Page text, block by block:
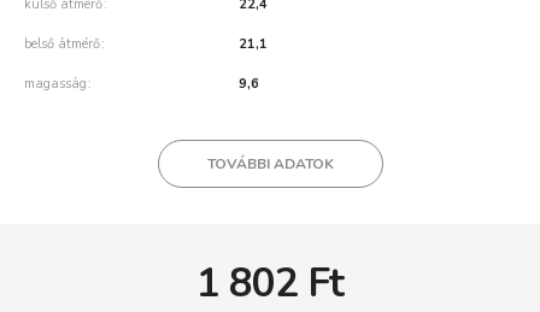
külső átmérő 22,4
belső átmérő 21,1
magasság 9,6
TOVÁBBI ADATOK
1 802 Ft